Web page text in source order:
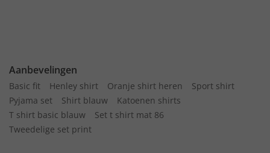
Aanbevelingen
Basic fit Henley shirt Oranje shirt heren
Sport shirt
Pyjama set
Shirt blauw
Katoenen shirts
T shirt basic blauw
Set t shirt mat 86
Tweedelige set print